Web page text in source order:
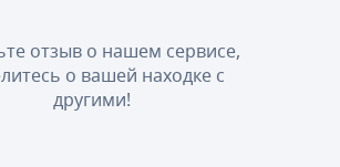
отзыв о нашем сервисе,
о вашей находке с
другими!